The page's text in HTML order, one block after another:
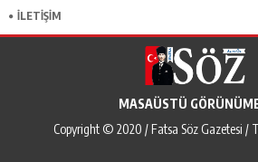
İLETIŞIM
MASAÜSTÜ
Copyright © 2020 / Fatsa Söz Gazetesi /